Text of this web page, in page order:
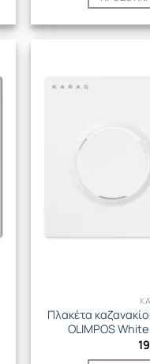
Πλακέτα
OLIMPOS